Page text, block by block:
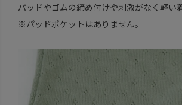
パッドやゴムの締め付けや刺激がなく軽い
※パッドポケットはありません。